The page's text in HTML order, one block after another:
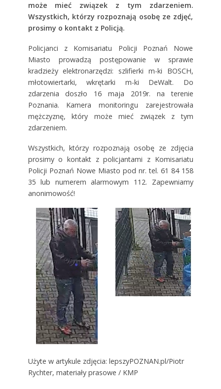
może mieć związek z tym zdarzeniem.
Wszystkich, którzy rozpoznają osobę ze zdjęć,
prosimy o kontakt z Policją.
Policjanci z Komisariatu Policji Poznań Nowe
Miasto prowadzą postępowanie w sprawie
kradzieży elektronarzędzi: szlifierki m-ki BOSCH,
młotowiertarki, wkrętarki m-ki DeWalt. Do
zdarzenia doszło 16 maja 2019r. na terenie
Poznania. Kamera monitoringu zarejestrowała
mężczyznę, który może mieć związek z tym
zdarzeniem.
Wszystkich, którzy rozpoznają osobę ze zdjęcia
prosimy o kontakt z policjantami z Komisariatu
Policji Poznań Nowe Miasto pod nr. tel. 61 84 158
35 lub numerem alarmowym 112. Zapewniamy
anonimowość!
Użyte w artykule zdjęcia: lepszyPOZNAN.pl/Piotr
Rychter, materiały prasowe / KMP